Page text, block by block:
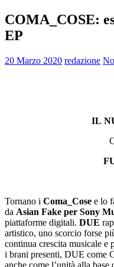
COMA_COSE:
EP
20 Marzo 2020 redazione
IL
Tornano i Coma_Cose e lo
da Asian Fake per Sony
piattaforme digitali. DUE
artistico, uno scorcio forse
continua crescita musicale e
i brani presenti, DUE come
anche come l’unità alla